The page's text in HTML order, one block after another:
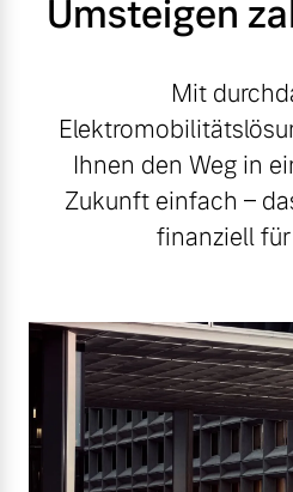
Umsteigen
Mit
Ihnen den Weg in
Zukunft einfach –
finanziell für